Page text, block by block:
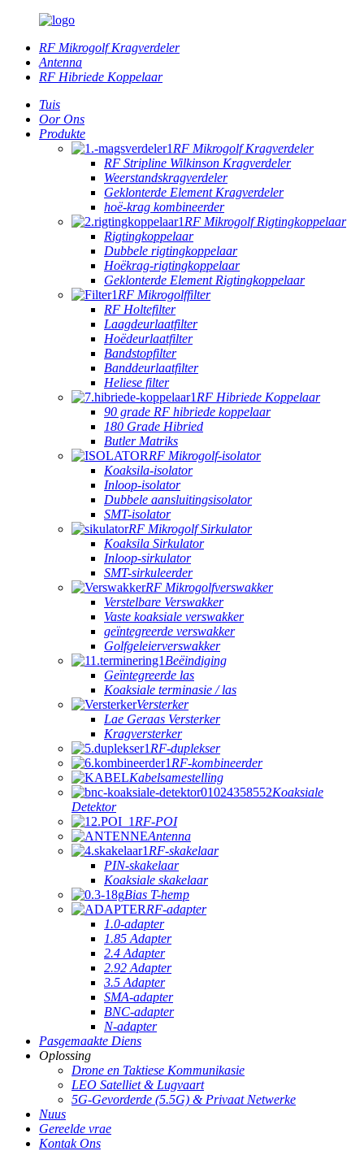
RF Mikrogolf Kragverdeler
Antenna
RF Hibriede Koppelaar
Tuis
Oor Ons
Produkte
RF Mikrogolf Kragverdeler
RF Stripline Wilkinson Kragverdeler
Weerstandskragverdeler
Geklonterde Element Kragverdeler
hoë-krag kombineerder
RF Mikrogolf Rigtingkoppelaar
Rigtingkoppelaar
Dubbele rigtingkoppelaar
Hoëkrag-rigtingkoppelaar
Geklonterde Element Rigtingkoppelaar
RF Mikrogolffilter
RF Holtefilter
Laagdeurlaatfilter
Hoëdeurlaatfilter
Bandstopfilter
Banddeurlaatfilter
Heliese filter
RF Hibriede Koppelaar
90 grade RF hibriede koppelaar
180 Grade Hibried
Butler Matriks
RF Mikrogolf-isolator
Koaksila-isolator
Inloop-isolator
Dubbele aansluitingsisolator
SMT-isolator
RF Mikrogolf Sirkulator
Koaksila Sirkulator
Inloop-sirkulator
SMT-sirkuleerder
RF Mikrogolfverswakker
Verstelbare Verswakker
Vaste koaksiale verswakker
geïntegreerde verswakker
Golfgeleierverswakker
Beëindiging
Geïntegreerde las
Koaksiale terminasie / las
Versterker
Lae Geraas Versterker
Kragversterker
RF-duplekser
RF-kombineerder
Kabelsamestelling
Koaksiale
Detektor
RF-POI
Antenna
RF-skakelaar
PIN-skakelaar
Koaksiale skakelaar
Bias T-hemp
RF-adapter
1.0-adapter
1.85 Adapter
2.4 Adapter
2.92 Adapter
3.5 Adapter
SMA-adapter
BNC-adapter
N-adapter
Pasgemaakte Diens
Oplossing
Drone en Taktiese Kommunikasie
LEO Satelliet & Lugvaart
5G-Gevorderde (5.5G) & Privaat Netwerke
Nuus
Gereelde vrae
Kontak Ons